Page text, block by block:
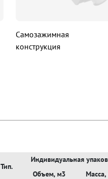
Самозажимная
конструкция
Тип.
Индивидуальная
Объем, м3
Масса,